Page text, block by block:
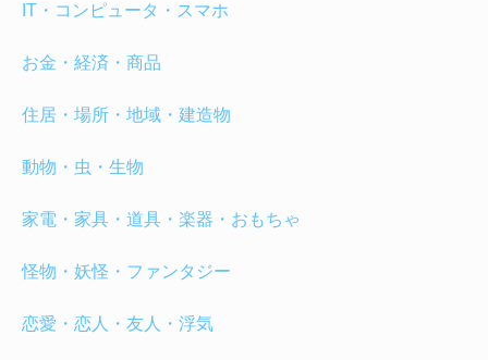
IT・コンピュータ・スマホ
お金・経済・商品
住居・場所・地域・建造物
動物・虫・生物
家電・家具・道具・楽器・おもちゃ
怪物・妖怪・ファンタジー
恋愛・恋人・友人・浮気